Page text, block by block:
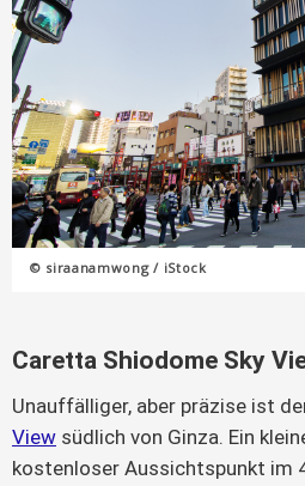
© siraanamwong / iStock
Caretta Shiodome Sky
Unauffälliger, aber präzise ist
View südlich von Ginza. Ein
kostenloser Aussichtspunkt im